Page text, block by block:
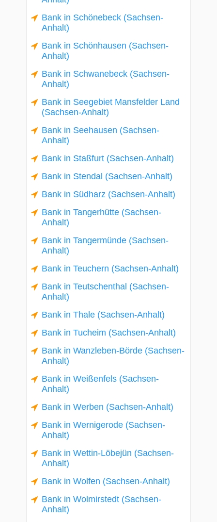
Bank in Schönebeck (Sachsen-
Anhalt)
Bank in Schönhausen (Sachsen-
Anhalt)
Bank in Schwanebeck (Sachsen-
Anhalt)
Bank in Seegebiet Mansfelder Land
(Sachsen-Anhalt)
Bank in Seehausen (Sachsen-
Anhalt)
Bank in Staßfurt (Sachsen-Anhalt)
Bank in Stendal (Sachsen-Anhalt)
Bank in Südharz (Sachsen-Anhalt)
Bank in Tangerhütte (Sachsen-
Anhalt)
Bank in Tangermünde (Sachsen-
Anhalt)
Bank in Teuchern (Sachsen-Anhalt)
Bank in Teutschenthal (Sachsen-
Anhalt)
Bank in Thale (Sachsen-Anhalt)
Bank in Tucheim (Sachsen-Anhalt)
Bank in Wanzleben-Börde (Sachsen-
Anhalt)
Bank in Weißenfels (Sachsen-
Anhalt)
Bank in Werben (Sachsen-Anhalt)
Bank in Wernigerode (Sachsen-
Anhalt)
Bank in Wettin-Löbejün (Sachsen-
Anhalt)
Bank in Wolfen (Sachsen-Anhalt)
Bank in Wolmirstedt (Sachsen-
Anhalt)